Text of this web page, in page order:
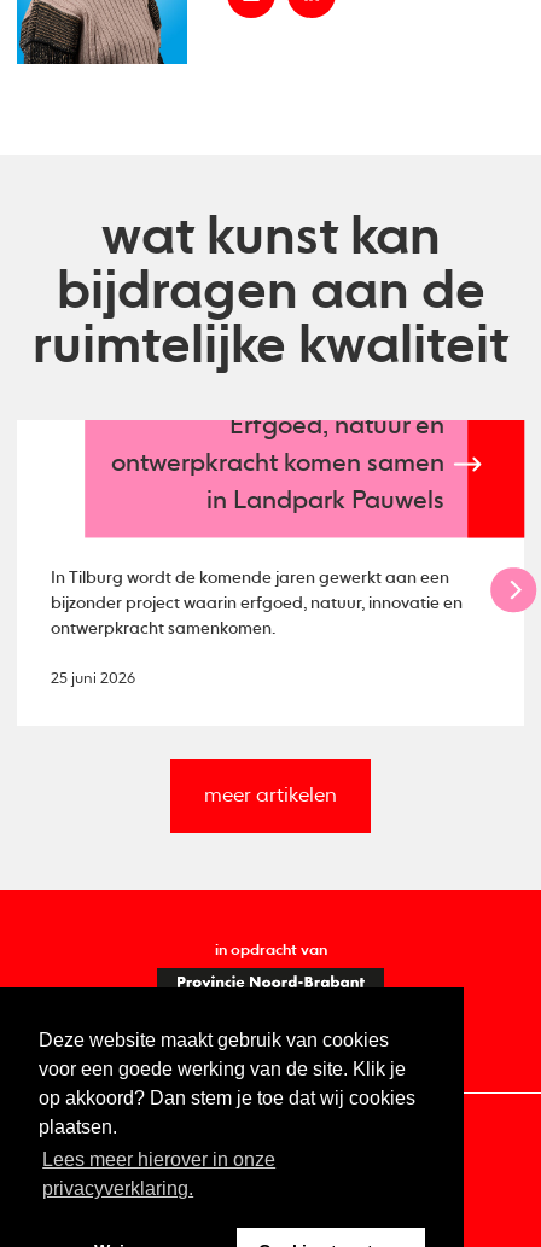
Deze website maakt gebruik van cookies
voor een goede werking van de site. Klik je
op akkoord? Dan stem je toe dat wij cookies
plaatsen.
Lees meer hierover in onze
privacyverklaring.
wat kunst kan
bijdragen aan de
ruimtelijke kwaliteit
Erfgoed, natuur en
ontwerpkracht komen samen
in Landpark Pauwels
In Tilburg wordt de komende jaren gewerkt aan een
bijzonder project waarin erfgoed, natuur, innovatie en
ontwerpkracht samenkomen.
25 juni 2026
meer artikelen
in opdracht van
Contact Vacatures ANBI
Digitale toegankelijkheid